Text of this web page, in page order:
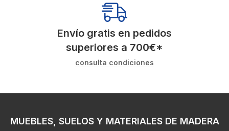
Envío gratis en pedidos
superiores a 700€*
consulta condiciones
MUEBLES, SUELOS Y MATERIALES DE MADERA